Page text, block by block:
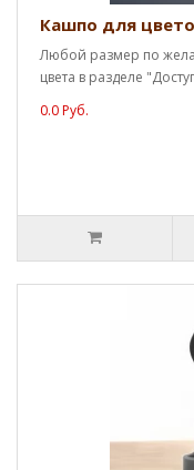
Кашпо для
Любой размер по
цвета в разделе
0.0 Руб.